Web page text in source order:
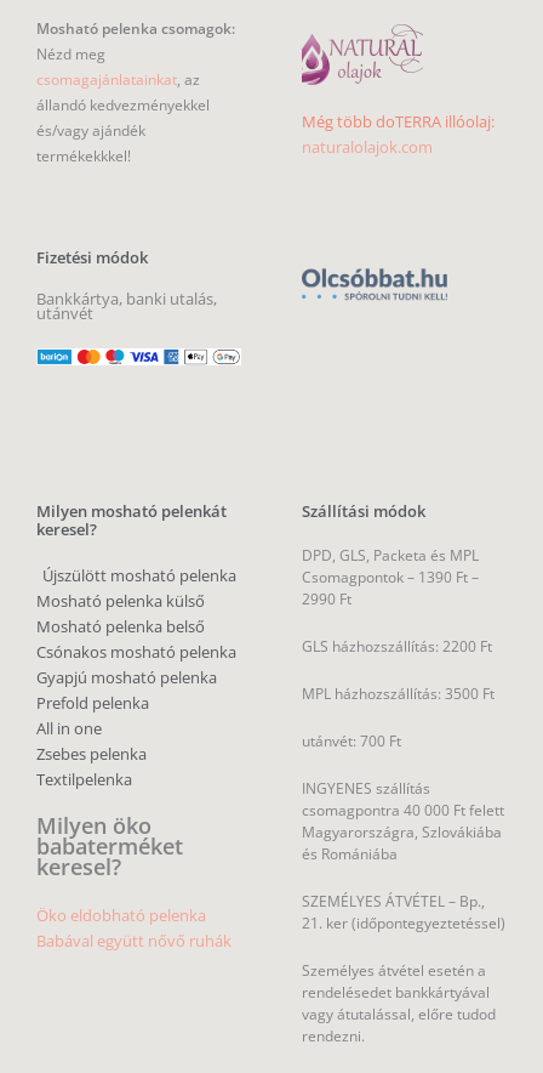
Mosható pelenka csomagok:
Nézd meg
csomagajánlatainkat, az
állandó kedvezményekkel
és/vagy ajándék
termékekkkel!
Fizetési módok
Bankkártya, banki utalás,
utánvét
Még több doTERRA illóolaj:
naturalolajok.com
Milyen mosható pelenkát
keresel?
Újszülött mosható pelenka
Mosható pelenka külső
Mosható pelenka belső
Csónakos mosható pelenka
Gyapjú mosható pelenka
Prefold pelenka
All in one
Zsebes pelenka
Textilpelenka
Milyen öko
babaterméket
keresel?
Öko eldobható pelenka
Babával együtt nővő ruhák
Szállítási módok
DPD, GLS, Packeta és MPL
Csomagpontok – 1390 Ft –
2990 Ft
GLS házhozszállítás: 2200 Ft
MPL házhozszállítás: 3500 Ft
utánvét: 700 Ft
INGYENES szállítás
csomagpontra 40 000 Ft felett
Magyarországra, Szlovákiába
és Romániába
SZEMÉLYES ÁTVÉTEL – Bp.,
21. ker (időpontegyeztetéssel)
Személyes átvétel esetén a
rendelésedet bankkártyával
vagy átutalással, előre tudod
rendezni.